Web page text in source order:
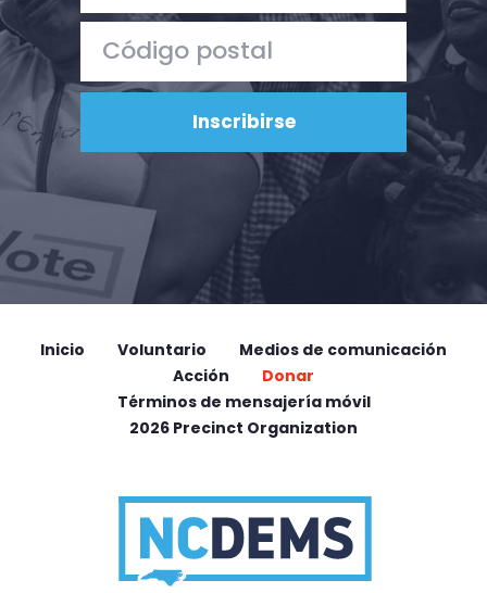
Inicio Voluntario
Medios de comunicación
Acción
Donar
Términos de mensajería móvil
2026 Precinct Organization